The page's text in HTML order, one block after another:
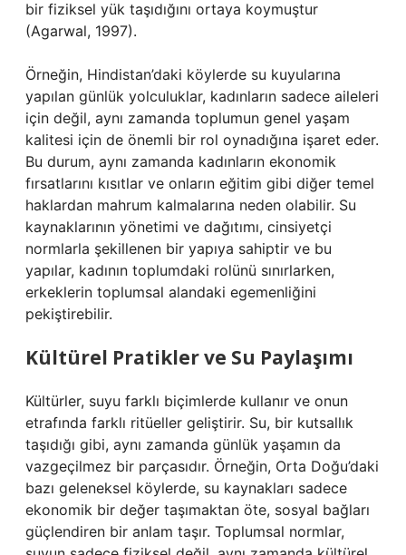
bir fiziksel yük taşıdığını ortaya koymuştur
(Agarwal, 1997).
Örneğin, Hindistan’daki köylerde su kuyularına
yapılan günlük yolculuklar, kadınların sadece aileleri
için değil, aynı zamanda toplumun genel yaşam
kalitesi için de önemli bir rol oynadığına işaret eder.
Bu durum, aynı zamanda kadınların ekonomik
fırsatlarını kısıtlar ve onların eğitim gibi diğer temel
haklardan mahrum kalmalarına neden olabilir. Su
kaynaklarının yönetimi ve dağıtımı, cinsiyetçi
normlarla şekillenen bir yapıya sahiptir ve bu
yapılar, kadının toplumdaki rolünü sınırlarken,
erkeklerin toplumsal alandaki egemenliğini
pekiştirebilir.
Kültürel Pratikler ve Su Paylaşımı
Kültürler, suyu farklı biçimlerde kullanır ve onun
etrafında farklı ritüeller geliştirir. Su, bir kutsallık
taşıdığı gibi, aynı zamanda günlük yaşamın da
vazgeçilmez bir parçasıdır. Örneğin, Orta Doğu’daki
bazı geleneksel köylerde, su kaynakları sadece
ekonomik bir değer taşımaktan öte, sosyal bağları
güçlendiren bir anlam taşır. Toplumsal normlar,